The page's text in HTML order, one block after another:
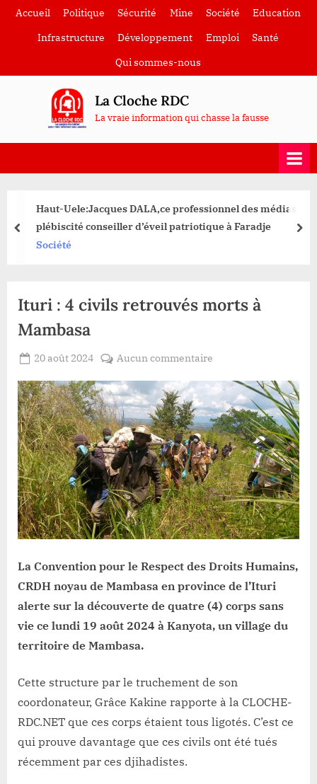
SkipAccueil Politique Sécurité Mine Société
Education
Infrastructure
Développement Emploi
Santé
Qui sommes-nous
La Cloche RDC
La vraie information qui chasse la fausse
Haut-Uele:Jacques DALA,ce professionnel des médias
plébiscité conseiller d’éveil patriotique à Faradje
Société
prev
Ituri : 4 civils retrouvés morts à
Mambasa
Posted
20 août 2024
ROMEO
Aucun commentaire
:
4
civils
retrouvés
morts
à
Mambasa
La Convention pour le Respect des Droits Humains,
CRDH noyau de Mambasa en province de l’Ituri
alerte sur la découverte de quatre (4) corps sans
vie ce lundi 19 août 2024 à Kanyota, un village du
territoire de Mambasa.
Cette structure par le truchement de son
coordonateur, Grâce Kakine rapporte à la CLOCHE-
RDC.NET que ces corps étaient tous ligotés. C’est ce
qui prouve davantage que ces civils ont été tués
récemment par ces djihadistes.